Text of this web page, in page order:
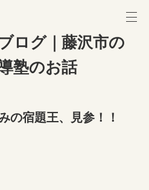
ログ｜藤沢市の
塾のお話
の宿題王、見参！！